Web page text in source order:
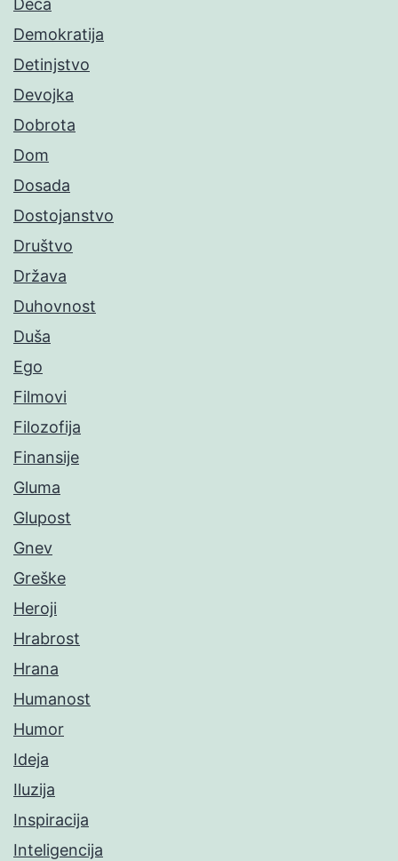
Deca
Demokratija
Detinjstvo
Devojka
Dobrota
Dom
Dosada
Dostojanstvo
Društvo
Država
Duhovnost
Duša
Ego
Filmovi
Filozofija
Finansije
Gluma
Glupost
Gnev
Greške
Heroji
Hrabrost
Hrana
Humanost
Humor
Ideja
Iluzija
Inspiracija
Inteligencija